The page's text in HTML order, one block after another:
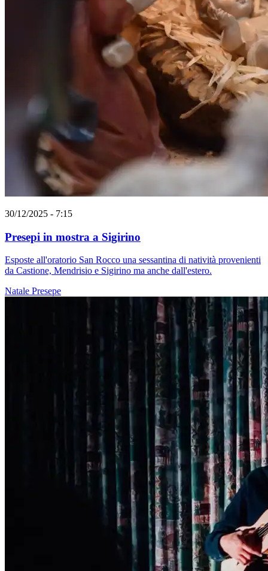
30/12/2025 - 7:15
Presepi in mostra a Sigirino
Esposte all'oratorio San Rocco una sessantina di natività provenienti
da Castione, Mendrisio e Sigirino ma anche dall'estero.
Natale Presepe